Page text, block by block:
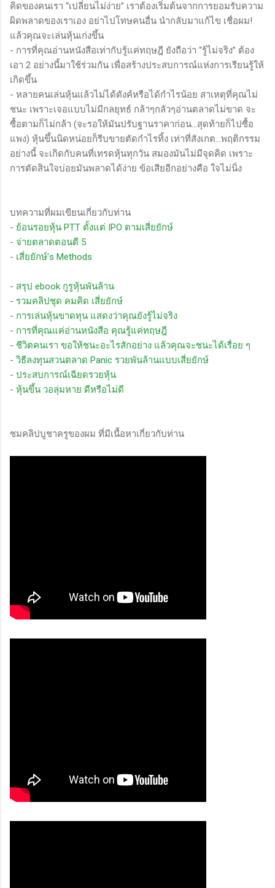
คิดของคนเรา “เปลี่ยนไม่ง่าย” เราต้องเริ่มต้นจากการยอมรับความ
ผิดพลาดของเราเอง อย่าไปโทษคนอื่น นำกลับมาแก้ไข เชื่อผม!
แล้วคุณจะเล่นหุ้นเก่งขึ้น
- การที่คุณอ่านหนังสือเท่ากับรู้แค่ทฤษฎี ยังถือว่า “รู้ไม่จริง” ต้อง
เอา 2 อย่างนี้มาใช้ร่วมกัน เพื่อสร้างประสบการณ์แห่งการเรียนรู้ให้
เกิดขึ้น
- หลายคนเล่นหุ้นแล้วไม่ได้ตังค์หรือได้กำไรน้อย สาเหตุที่คุณไม่
ชนะ เพราะเจอแบบไม่มีกลยุทธ์ กล้าๆกลัวๆอ่านตลาดไม่ขาด จะ
ซื้อตามก็ไม่กล้า (จะรอให้มันปรับฐานราคาก่อน…สุดท้ายก็ไปซื้อ
แพง) หุ้นขึ้นนิดหน่อยก็รีบขายตัดกำไรทิ้ง เท่าที่สังเกต…พฤติกรรม
อย่างนี้ จะเกิดกับคนที่เทรดหุ้นทุกวัน สมองมันไม่มีจุดคิด เพราะ
การตัดสินใจบ่อยมันพลาดได้ง่าย ข้อเสียอีกอย่างคือ ใจไม่นิ่ง
บทความที่ผมเขียนเกี่ยวกับท่าน
- ย้อนรอยหุ้น PTT ตั้งแต่ IPO ตามเสี่ยยักษ์
- จ่ายตลาดตอนตี 5
- เสี่ยยักษ์'s Methods
- สรุป ebook กูรูหุ้นพันล้าน
- รวมคลิปชุด คมคิด เสี่ยยักษ์
- การเล่นหุ้นขาดทุน แสดงว่าคุณยังรู้ไม่จริง
- การที่คุณแค่อ่านหนังสือ คุณรู้แค่ทฤษฎี
- ชีวิตคนเรา ขอให้ชนะอะไรสักอย่าง แล้วคุณจะชนะได้เรื่อย ๆ
- วิธีลงทุนสวนตลาด Panic รวยพันล้านแบบเสี่ยยักษ์
- ประสบการณ์เฉียดรวยหุ้น
- หุ้นขึ้น วอลุ่มหาย ดีหรือไม่ดี
ชมคลิปบูชาครูของผม ที่มีเนื้อหาเกี่ยวกับท่าน